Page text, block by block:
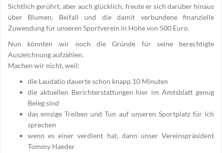
Sichtlich gerührt, aber auch glücklich, freute er sich darüber hinaus
über Blumen, Beifall und die damit verbundene finanzielle
Zuwendung für unseren Sportverein in Höhe von 500 Euro.
Nun könnten wir noch die Gründe für seine berechtigte
Auszeichnung aufzählen.
Machen wir nicht, weil:
die Laudatio dauerte schon knapp 10 Minuten
die aktuellen Berichterstattungen hier im Amtsblatt genug
Beleg sind
das emsige Treiben und Tun auf unseren Sportplatz für ich
sprechen
wenn es einer verdient hat, dann unser Vereinspräsident
Tommy Haeder